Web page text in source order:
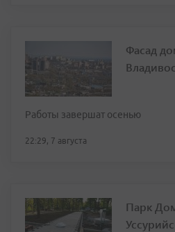
Фасад
Работы завершат осенью
22:29, 7 августа
Парк